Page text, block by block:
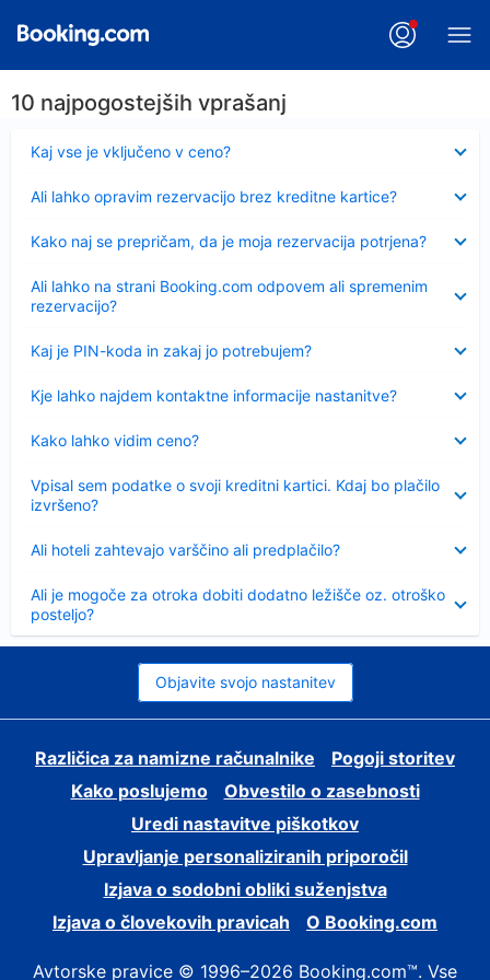
10 najpogostejših vprašanj
Kaj vse je vključeno v ceno?
Ali lahko opravim rezervacijo brez kreditne kartice?
Kako naj se prepričam, da je moja rezervacija potrjena?
Ali lahko na strani Booking.com odpovem ali spremenim
rezervacijo?
Kaj je PIN-koda in zakaj jo potrebujem?
Kje lahko najdem kontaktne informacije nastanitve?
Kako lahko vidim ceno?
Vpisal sem podatke o svoji kreditni kartici. Kdaj bo plačilo
izvršeno?
Ali hoteli zahtevajo varščino ali predplačilo?
Ali je mogoče za otroka dobiti dodatno ležišče oz. otroško
posteljo?
Objavite svojo nastanitev
Različica za namizne računalnike
Pogoji storitev
Kako poslujemo
Obvestilo o zasebnosti
Uredi nastavitve piškotkov
Upravljanje personaliziranih priporočil
Izjava o sodobni obliki suženjstva
Izjava o človekovih pravicah
O Booking.com
Avtorske pravice © 1996–2026 Booking.com™. Vse